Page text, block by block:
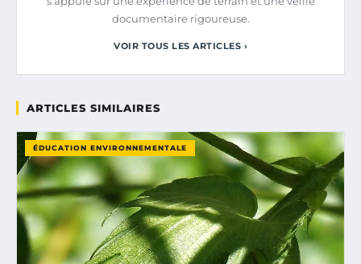
documentaire rigoureuse.
VOIR TOUS LES ARTICLES ›
ARTICLES SIMILAIRES
ÉDUCATION ENVIRONNEMENTALE